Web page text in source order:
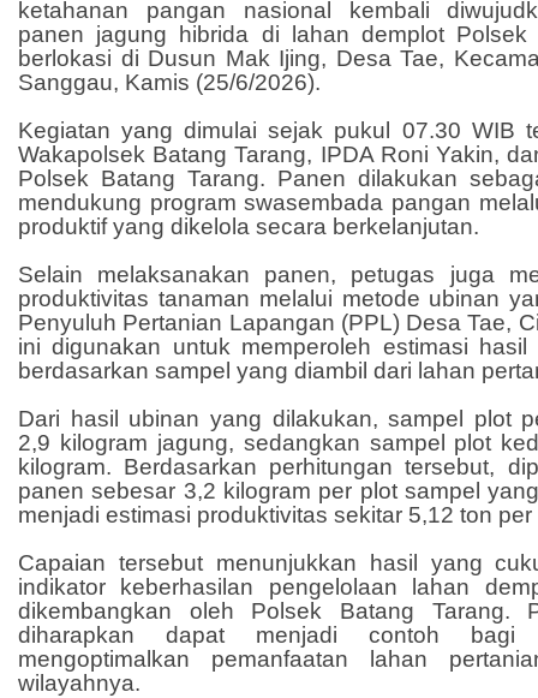
ketahanan pangan nasional kembali
panen jagung hibrida di lahan demplot Polsek
berlokasi di Dusun Mak Ijing, Desa Tae,
Sanggau, Kamis (25/6/2026).
Kegiatan yang dimulai sejak pukul 07.30 WIB
Wakapolsek Batang Tarang, IPDA Roni Yakin,
Polsek Batang Tarang. Panen dilakukan
mendukung program swasembada pangan
produktif yang dikelola secara berkelanjutan.
Selain melaksanakan panen, petugas juga
produktivitas tanaman melalui metode ubinan
Penyuluh Pertanian Lapangan (PPL) Desa Tae,
ini digunakan untuk memperoleh estimasi
berdasarkan sampel yang diambil dari lahan
Dari hasil ubinan yang dilakukan, sampel plot
2,9 kilogram jagung, sedangkan sampel plot
kilogram. Berdasarkan perhitungan tersebut,
panen sebesar 3,2 kilogram per plot sampel
menjadi estimasi produktivitas sekitar 5,12 ton
Capaian tersebut menunjukkan hasil yang
indikator keberhasilan pengelolaan lahan
dikembangkan oleh Polsek Batang Tarang.
diharapkan dapat menjadi contoh bagi
mengoptimalkan pemanfaatan lahan
wilayahnya.